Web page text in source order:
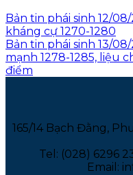
Bản tin phái sinh 12/
kháng cự 1270-1280
Bản tin phái sinh 13/
mạnh 1278-1285, liệu
điểm
165/14 Bạch Đằng,
Tel: (028) 6296
Email: